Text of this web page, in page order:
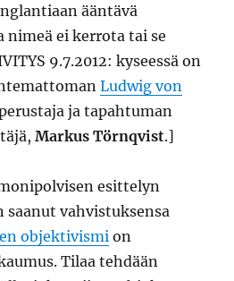
ääntävä
ei kerrota tai se
9.7.2012: kyseessä on
Ludwig von
ja tapahtuman
Markus Törnqvist.]
esittelyn
saanut vahvistuksensa
objektivismi on
Tilaa tehdään